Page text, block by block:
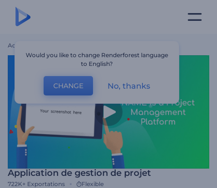
Accueil
Application de gestion de projet
722K+ Exportations Flexible
Would you like to change Renderforest language
to English?
CHANGE No, thanks